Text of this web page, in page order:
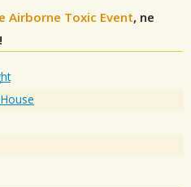
Airborne Toxic Event, ne